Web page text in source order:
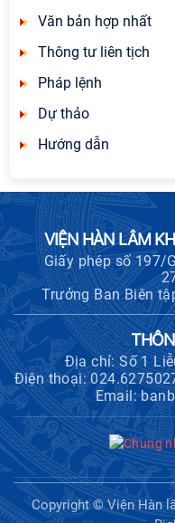
Văn bản hợp nhất
Thông tư liên tịch
Pháp lệnh
Dự thảo
Hướng dẫn
VIỆN HÀN LÂM
Giấy phép số 197/
Trưởng Ban Biên
Địa chỉ: Số 1
Điện thoại:
Email:
Copyright © Viện Hàn